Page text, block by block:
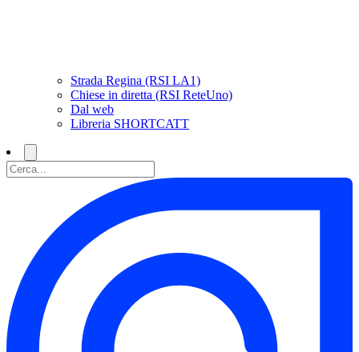
Strada Regina (RSI LA1)
Chiese in diretta (RSI ReteUno)
Dal web
Libreria SHORTCATT